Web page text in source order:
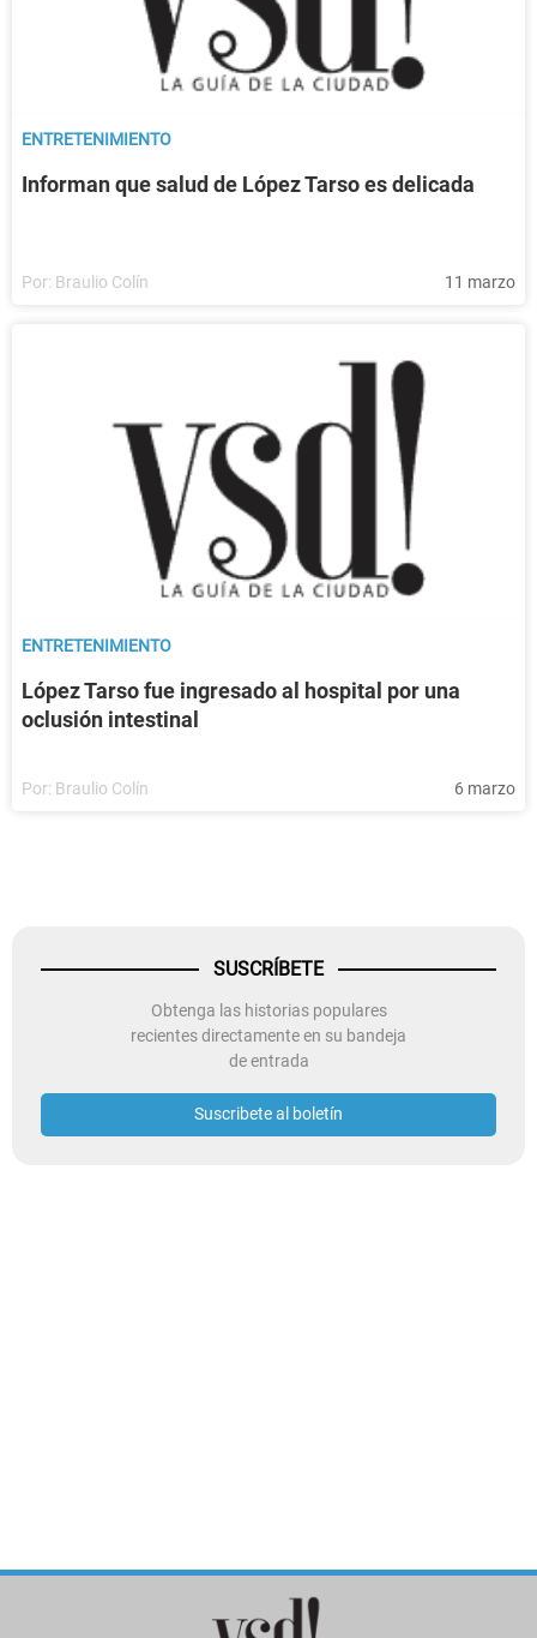
ENTRETENIMIENTO
Informan que salud de López Tarso es delicada
Por: Braulio Colín 11 marzo
ENTRETENIMIENTO
López Tarso fue ingresado al hospital por una
oclusión intestinal
Por: Braulio Colín 6 marzo
SUSCRÍBETE
Obtenga las historias populares
recientes directamente en su bandeja
de entrada
Suscribete al boletín